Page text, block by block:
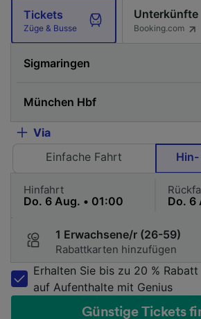
Tickets
Züge & Busse
Unterkünfte
Booking.com
Via
Einfache Fahrt
Hinfahrt
1 Erwachsene/r (26-59)
Rabattkarten hinzufügen
Erhalten Sie bis zu 20 % Rabatt
auf Aufenthalte mit Genius
Günstige Tickets